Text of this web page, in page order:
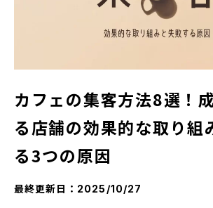
『SUNGROVE』について
利用規約
カフェの集客方法8選！
る店舗の効果的な取り組
る3つの原因
最終更新日： 2025/10/27